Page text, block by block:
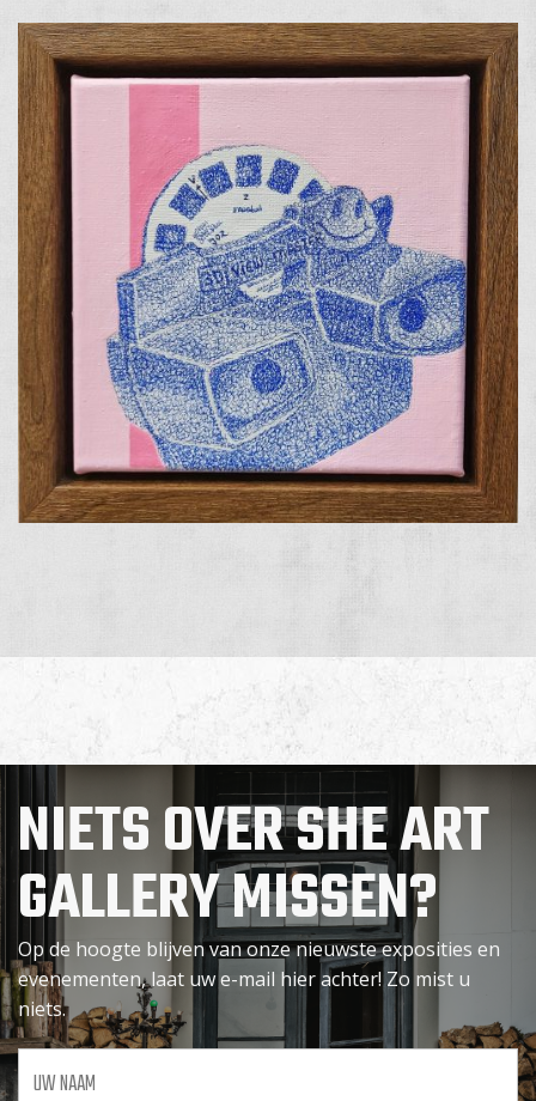
NIETS OVER SHE ART
GALLERY MISSEN?
Op de hoogte blijven van onze nieuwste exposities en
evenementen, laat uw e-mail hier achter! Zo mist u
niets.
naam